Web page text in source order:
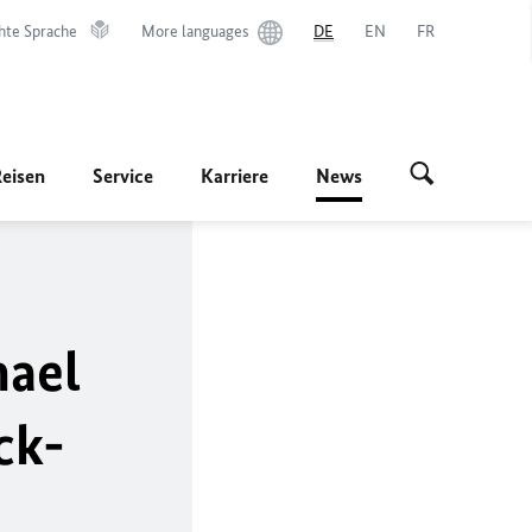
Sprache More languages DE EN FR
Service Karriere News